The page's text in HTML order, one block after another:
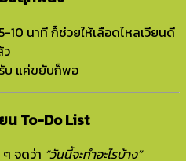
10 นาที ก็ช่วยให้เลือดไหลเวียนดี
ว
บ แค่ขยับก็พอ
น To-Do List
จดว่า “วันนี้จะทำอะไรบ้าง”